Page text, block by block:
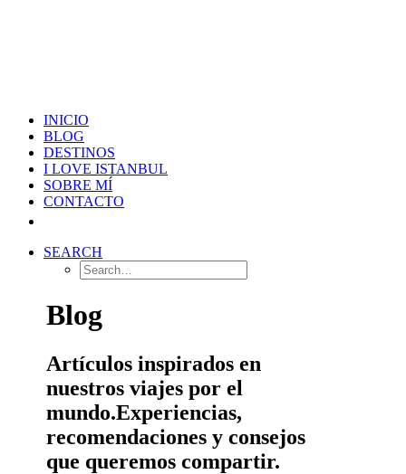
INICIO
BLOG
DESTINOS
I LOVE ISTANBUL
SOBRE MÍ
CONTACTO
SEARCH
Blog
Artículos inspirados en
nuestros viajes por el
mundo.Experiencias,
recomendaciones y consejos
que queremos compartir.